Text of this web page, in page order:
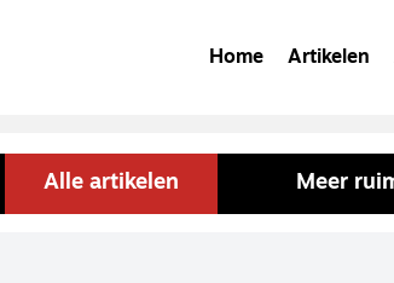
Home Artikelen
Alle artikelen Meer